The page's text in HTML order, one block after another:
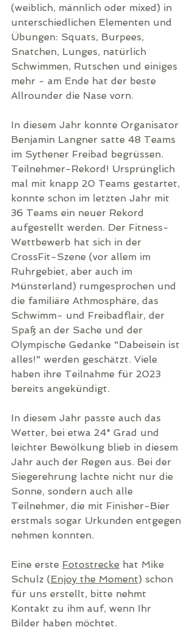
(weiblich, männlich oder mixed) in
unterschiedlichen Elementen und
Übungen: Squats, Burpees,
Snatchen, Lunges, natürlich
Schwimmen, Rutschen und einiges
mehr - am Ende hat der beste
Allrounder die Nase vorn.
In diesem Jahr konnte Organisator
Benjamin Langner satte 48 Teams
im Sythener Freibad begrüssen.
Teilnehmer-Rekord! Ursprünglich
mal mit knapp 20 Teams gestartet,
konnte schon im letzten Jahr mit
36 Teams ein neuer Rekord
aufgestellt werden. Der Fitness-
Wettbewerb hat sich in der
CrossFit-Szene (vor allem im
Ruhrgebiet, aber auch im
Münsterland) rumgesprochen und
die familiäre Athmosphäre, das
Schwimm- und Freibadflair, der
Spaß an der Sache und der
Olympische Gedanke "Dabeisein ist
alles!" werden geschätzt. Viele
haben ihre Teilnahme für 2023
bereits angekündigt.
In diesem Jahr passte auch das
Wetter, bei etwa 24° Grad und
leichter Bewölkung blieb in diesem
Jahr auch der Regen aus. Bei der
Siegerehrung lachte nicht nur die
Sonne, sondern auch alle
Teilnehmer, die mit Finisher-Bier
erstmals sogar Urkunden entgegen
nehmen konnten.
Eine erste Fotostrecke hat Mike
Schulz (Enjoy the Moment) schon
für uns erstellt, bitte nehmt
Kontakt zu ihm auf, wenn Ihr
Bilder haben möchtet.